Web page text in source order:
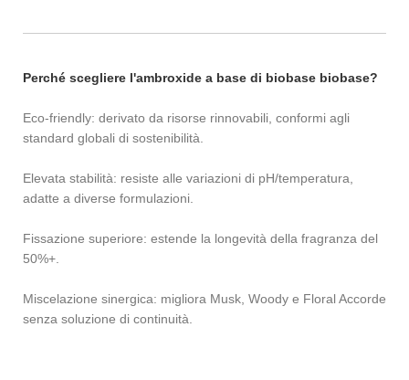
Perché scegliere l'ambroxide a base di biobase biobase?
Eco-friendly: derivato da risorse rinnovabili, conformi agli
standard globali di sostenibilità.
Elevata stabilità: resiste alle variazioni di pH/temperatura,
adatte a diverse formulazioni.
Fissazione superiore: estende la longevità della fragranza del
50%+.
Miscelazione sinergica: migliora Musk, Woody e Floral Accorde
senza soluzione di continuità.